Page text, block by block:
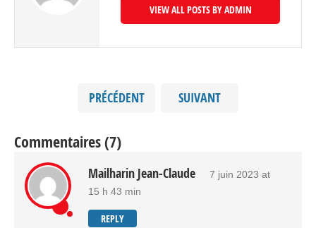
VIEW ALL POSTS BY ADMIN
PRÉCÉDENT SUIVANT
Commentaires (7)
Mailharin Jean-Claude
7 juin 2023 at
15 h 43 min
REPLY